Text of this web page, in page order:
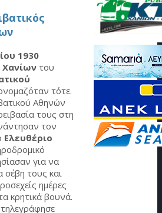
1930
Χανίωντου
τότε.
Αθηνών
τους στη
τον
Ελευθέριο
για να
τους και
ημέρες
κρητικά βουνά.